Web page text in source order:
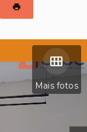
Mais fotos